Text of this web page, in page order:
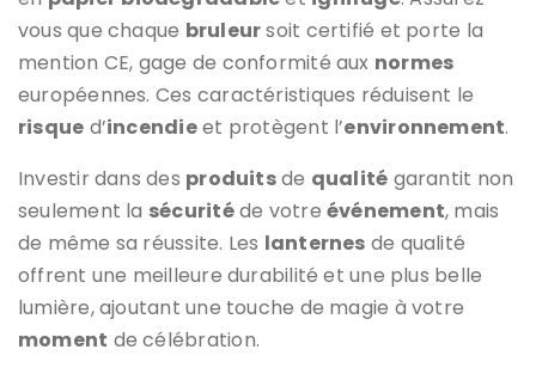
vous que chaque bruleursoit certifié et porte la
mention CE, gage de conformité aux normes
européennes. Ces caractéristiques réduisent le
risque d’incendieet protègent l’environnement.
Investir dans des produitsde qualité garantit non
seulement la sécuritéde votre événement, mais
de même sa réussite. Les lanternes de qualité
offrent une meilleure durabilité et une plus belle
lumière, ajoutant une touche de magie à votre
moment de célébration.